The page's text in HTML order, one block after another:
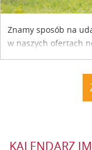
Znamy sposób na
w naszych ofertach
zwlekaj atrakcyjne
KALENDARZ